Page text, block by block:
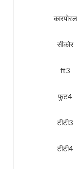
कारपोरल
सीकोर
ft3
फुट4
टीटी3
टीटी4